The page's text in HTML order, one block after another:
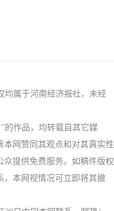
均属于河南经济报社，未经
的作品，均转载自其它媒
网赞同其观点和对其真实性
众提供免费服务。如稿件版权
，本网视情况可立即将其撤